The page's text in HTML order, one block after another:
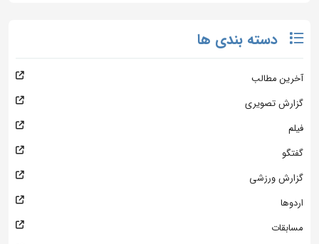
دسته بندی ها
آخرین مطالب
گزارش تصویری
فیلم
گفتگو
گزارش ورزشی
اردوها
مسابقات